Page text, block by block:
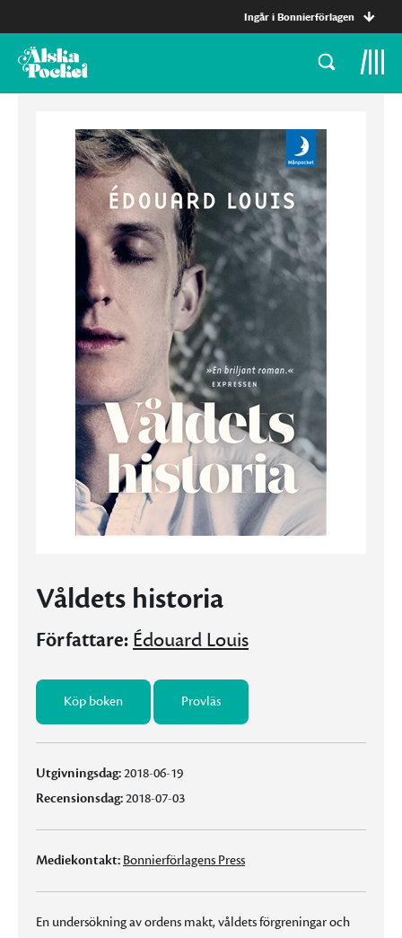
Ingår i Bonnierförlagen
Våldets historia
Författare: Édouard Louis
Köp boken Provläs
Utgivningsdag:2018-06-19
Recensionsdag:2018-07-03
Mediekontakt: Bonnierförlagens Press
En undersökning av ordens makt, våldets förgreningar och